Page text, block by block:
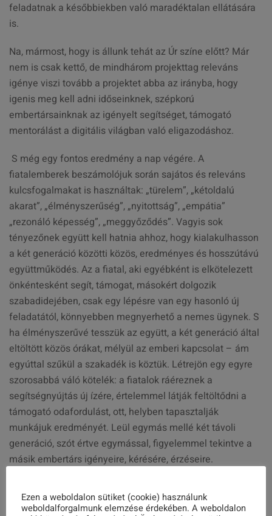
feladatnak a későbbiekben való maradéktalan ellátására
is.
Na, mármost, hogy is állunk tehát az Úr színe előtt? Már
nem is csak kettő, de mindhárom projekttag releváns
igénye viszi tovább a projektet abba az irányba, hogy
igenis meg kell adni időseinknek, szépkorú
embertársainknak az igényelt segítséget, támogató
mentorálást a digitális világban való eligazodáshoz.
S még egy fontos eredmény a nap végére. A
fiatalemberek beszámolójuk során sajátos és releváns
kulcsfogalmakat is használtak: „türelem”, „kétoldalú
akarat”, „élményszerűség”, „nyitottság”, „empátia”
„rezonáló képesség”, „meggyőződés”. Vagyis sok
tényezőnek együtt kell hatnia ahhoz, hogy kialakulhasson
a két generáció közötti közös, eredményes és hosszútávú
együttműködés. Az a fiatal, aki egyébként is elkötelezett
önkéntesként segít, támogat, másokért dolgozik
szabadidejében, csak egy lépésre van egy hasonló új
feladatától, könnyebben megnyerhető a nemes ügynek. S
ha élményszerűvé tesszük az együtt, a két generáció által
eltöltött közös órákat, mélyül az emberi kapcsolat – ám
egyúttal szűkül a szakadék is köztük. Létrejön egy egyre
szorosabbá váló kötelék: a fiatalok ráéreznek a
segítségnyújtás új ízére, értelemmel látják feltöltődni a
támogató odafordulást, ott, helyben tapasztalják
munkájuk eredményét. Leül egymás mellé két távoli
generáció, szót értve egymással, figyelemmel tekintve a
másik embertárs igényeire, kérésére, érzéseire.
Ezen a weboldalon sütiket (cookie) használunk
weboldalforgalmunk elemzése érdekében. A weboldalon